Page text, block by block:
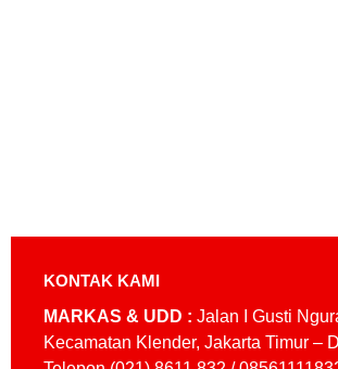
KONTAK KAMI
MARKAS & UDD : Jalan I Gusti
Kecamatan Klender, Jakarta Timur –